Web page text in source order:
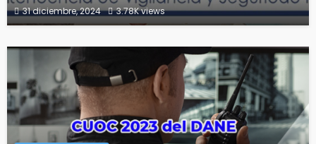
31 diciembre, 2024 3.78K views